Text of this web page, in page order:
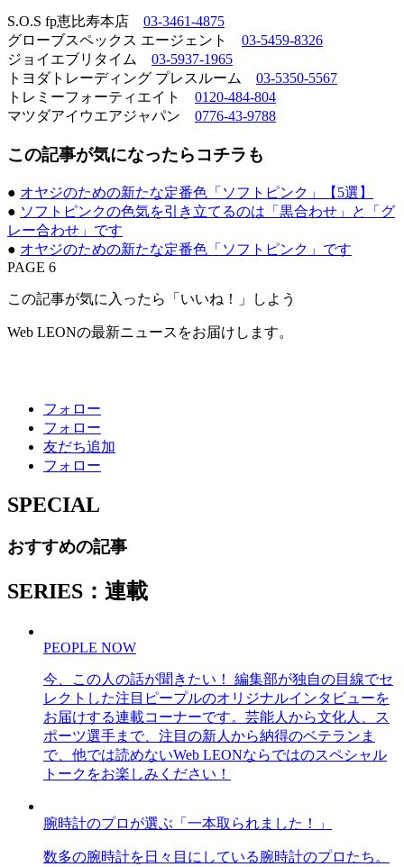
S.O.S fp恵比寿本店 03-3461-4875
グローブスペックス エージェント 03-5459-8326
ジョイエブリタイム 03-5937-1965
トヨダトレーディング プレスルーム 03-5350-5567
トレミーフォーティエイト 0120-484-804
マツダアイウエアジャパン 0776-43-9788
この記事が気になったらコチラも
● オヤジのための新たな定番色「ソフトピンク」【5選】
● ソフトピンクの色気を引き立てるのは「黒合わせ」と「グ
レー合わせ」です
● オヤジのための新たな定番色「ソフトピンク」です
PAGE 6
この記事が気に入ったら「いいね！」しよう
Web LEONの最新ニュースをお届けします。
フォロー
フォロー
友だち追加
フォロー
SPECIAL
おすすめの記事
SERIES：連載
PEOPLE NOW
今、この人の話が聞きたい！ 編集部が独自の目線でセ
レクトした注目ピープルのオリジナルインタビューを
お届けする連載コーナーです。芸能人から文化人、ス
ポーツ選手まで、注目の新人から納得のベテランま
で、他では読めないWeb LEONならではのスペシャル
トークをお楽しみください！
腕時計のプロが選ぶ「一本取られました！」
数多の腕時計を日々目にしている腕時計のプロたち。